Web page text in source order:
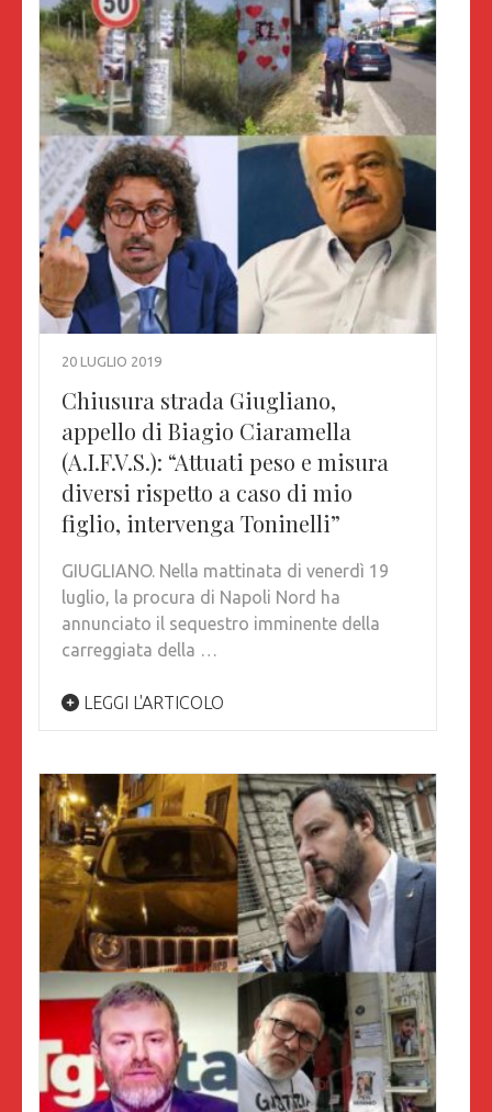
20 LUGLIO 2019
Chiusura strada Giugliano,
appello di Biagio Ciaramella
(A.I.F.V.S.): “Attuati peso e misura
diversi rispetto a caso di mio
figlio, intervenga Toninelli”
GIUGLIANO. Nella mattinata di venerdì 19
luglio, la procura di Napoli Nord ha
annunciato il sequestro imminente della
carreggiata della …
LEGGI L'ARTICOLO